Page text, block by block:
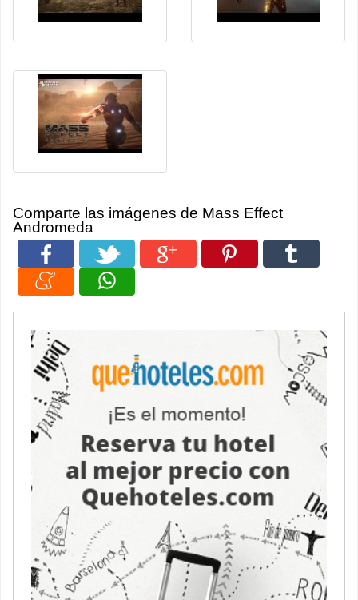
Comparte las imágenes de Mass Effect
Andromeda